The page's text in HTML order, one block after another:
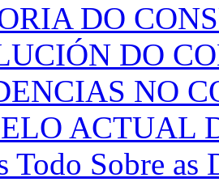
DO
DO
NO
ACTUAL
Todo Sobre as